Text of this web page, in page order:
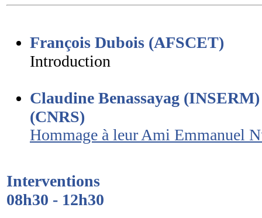
François Dubois (AFSCET)
Introduction
Claudine Benassayag
(CNRS)
Hommage à leur Ami Emmanuel
Interventions
08h30 - 12h30